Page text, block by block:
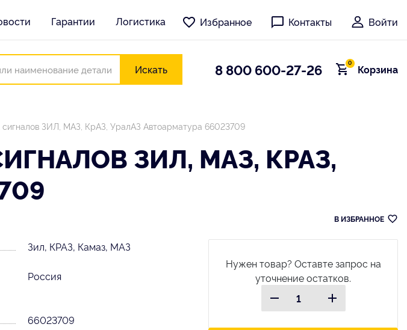
Гарантии Логистика Избранное Контакты Войти
Искать 8 800 600-27-26 Корзина
0
сигналов ЗИЛ, МАЗ, КрАЗ, УралАЗ Автоарматура 66023709
ЗИЛ, МАЗ, КРАЗ,
В ИЗБРАННОЕ
Зил, КРАЗ, Камаз, МАЗ
Россия
66023709
Нужен товар? Оставте запрос на
уточнение остатков.